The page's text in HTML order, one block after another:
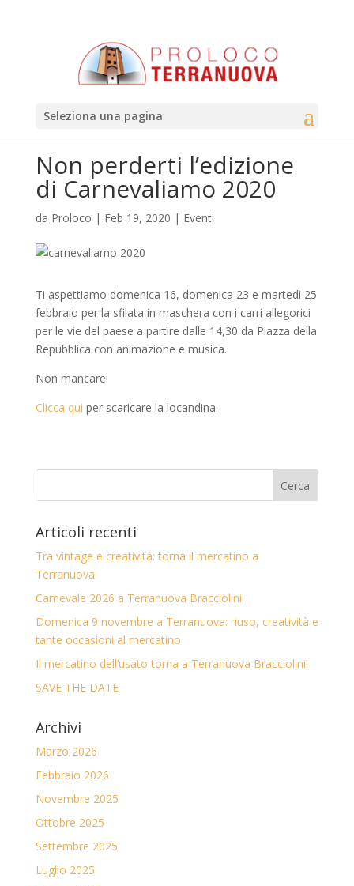
Seleziona una pagina
Non perderti l’edizione
di Carnevaliamo 2020
da Proloco | Feb 19, 2020 | Eventi
Ti aspettiamo domenica 16, domenica 23 e martedì 25
febbraio per la sfilata in maschera con i carri allegorici
per le vie del paese a partire dalle 14,30 da Piazza della
Repubblica con animazione e musica.
Non mancare!
Clicca qui per scaricare la locandina.
Articoli recenti
Tra vintage e creatività: torna il mercatino a
Terranuova
Carnevale 2026 a Terranuova Bracciolini
Domenica 9 novembre a Terranuova: riuso, creatività e
tante occasioni al mercatino
Il mercatino dell’usato torna a Terranuova Bracciolini!
SAVE THE DATE
Archivi
Marzo 2026
Febbraio 2026
Novembre 2025
Ottobre 2025
Settembre 2025
Luglio 2025